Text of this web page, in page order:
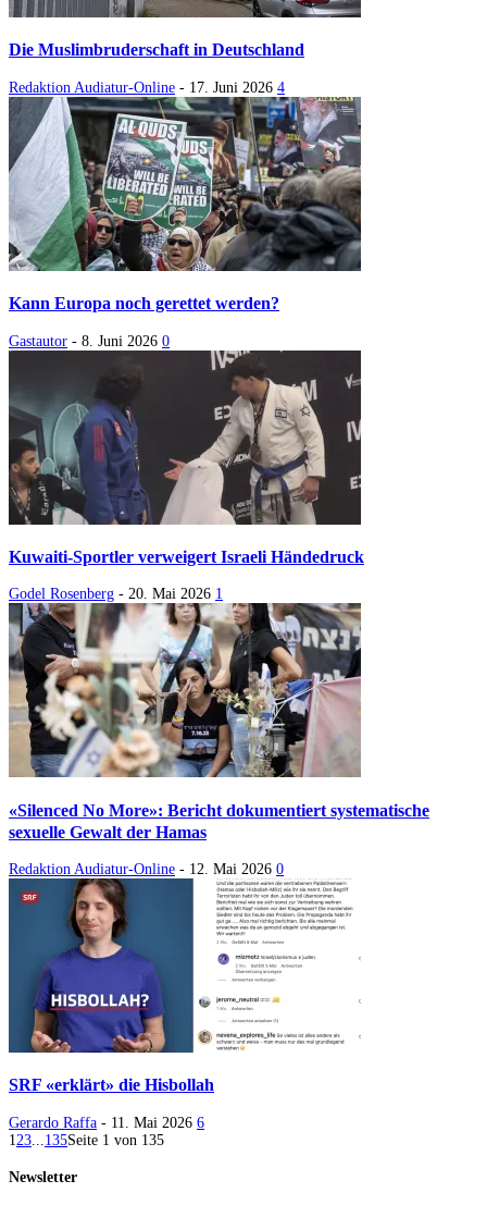
Die Muslimbruderschaft in Deutschland
Redaktion Audiatur-Online - 17. Juni 2026 4
Kann Europa noch gerettet werden?
Gastautor - 8. Juni 2026 0
Kuwaiti-Sportler verweigert Israeli Händedruck
Godel Rosenberg - 20. Mai 2026 1
«Silenced No More»: Bericht dokumentiert systematische
sexuelle Gewalt der Hamas
Redaktion Audiatur-Online - 12. Mai 2026 0
SRF «erklärt» die Hisbollah
Gerardo Raffa - 11. Mai 2026 6
1 23 135Seite 1 von 135
Newsletter